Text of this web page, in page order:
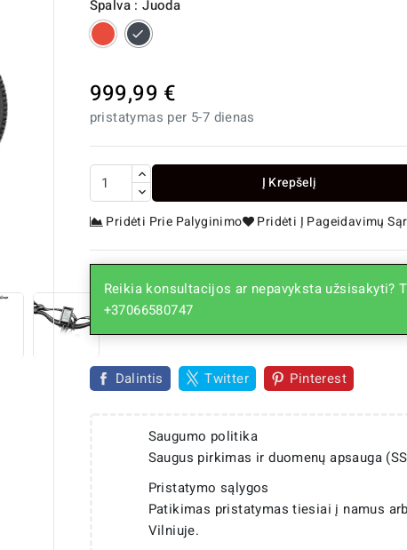
Spalva : Juoda
RaudonaJuoda
999,99 €
pristatymas per 5-7 dienas
Į Krepšelį
Pridėti Prie Palyginimo Pridėti Į Pageidavimų
Reikia konsultacijos ar nepavyksta užsisakyti?
+37066580747
Dalintis Twitter Pinterest
Saugumo politika
Saugus pirkimas ir duomenų apsauga
Pristatymo sąlygos
Patikimas pristatymas tiesiai į namus
Vilniuje.